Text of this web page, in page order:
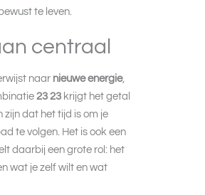
te leven.
centraal
naar nieuwe energie,
23 23 krijgt het getal
dat het tijd is om je
te volgen. Het is ook een
daarbij een grote rol: het
wat je zelf wilt en wat